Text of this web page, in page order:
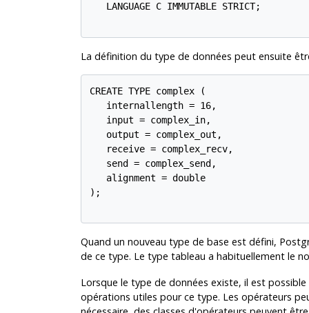
   LANGUAGE C IMMUTABLE STRICT;
La définition du type de données peut ensuite
CREATE TYPE complex (
   internallength = 16,
   input = complex_in,
   output = complex_out,
   receive = complex_recv,
   send = complex_send,
   alignment = double
);
Quand un nouveau type de base est défini,
de ce type. Le type tableau a habituellement le
Lorsque le type de données existe, il est
opérations utiles pour ce type. Les opérateurs